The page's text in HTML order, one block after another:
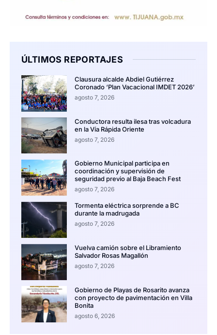
ÚLTIMOS REPORTAJES
Clausura alcalde Abdiel Gutiérrez
Coronado ‘Plan Vacacional IMDET 2026’
agosto 7, 2026
Conductora resulta ilesa tras volcadura
en la Vía Rápida Oriente
agosto 7, 2026
Gobierno Municipal participa en
coordinación y supervisión de
seguridad previo al Baja Beach Fest
agosto 7, 2026
Tormenta eléctrica sorprende a BC
durante la madrugada
agosto 7, 2026
Vuelva camión sobre el Libramiento
Salvador Rosas Magallón
agosto 7, 2026
Gobierno de Playas de Rosarito avanza
con proyecto de pavimentación en Villa
Bonita
agosto 6, 2026